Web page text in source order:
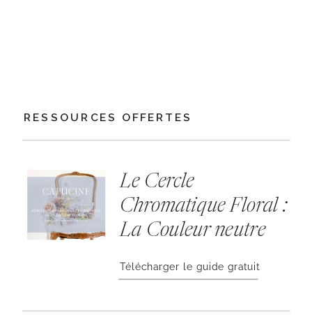
Télécharger le guide gratuit
Le Cercle
Chromatique Floral :
La Couleur neutre
RESSOURCES OFFERTES